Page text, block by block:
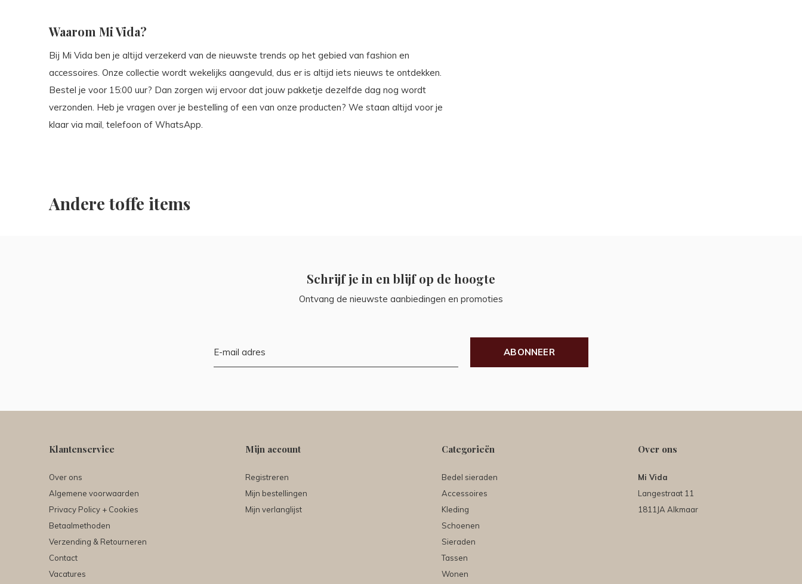
Waarom Mi Vida?
Bij Mi Vida ben je altijd verzekerd van de nieuwste trends op het gebied van fashion en
accessoires. Onze collectie wordt wekelijks aangevuld, dus er is altijd iets nieuws te ontdekken.
Bestel je voor 15:00 uur? Dan zorgen wij ervoor dat jouw pakketje dezelfde dag nog wordt
verzonden. Heb je vragen over je bestelling of een van onze producten? We staan altijd voor je
klaar via mail, telefoon of WhatsApp.
Andere toffe items
Schrijf je in en blijf op de hoogte
Ontvang de nieuwste aanbiedingen en promoties
ABONNEER
Klantenservice
Over ons
Algemene voorwaarden
Privacy Policy + Cookies
Betaalmethoden
Verzending & Retourneren
Contact
Vacatures
Mijn account
Registreren
Mijn bestellingen
Mijn verlanglijst
Categorieën
Bedel sieraden
Accessoires
Kleding
Schoenen
Sieraden
Tassen
Wonen
Over ons
Mi Vida
Langestraat 11
1811JA Alkmaar